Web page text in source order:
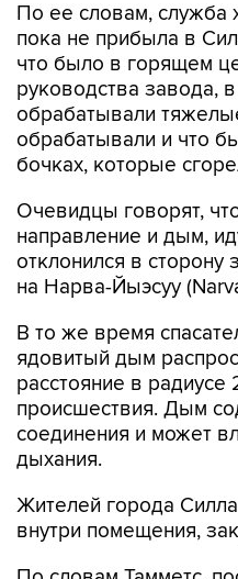
По ее словам, служба
пока не прибыла в
что было в горящем
руководства завода,
обрабатывали
обрабатывали и что
бочках, которые
Очевидцы говорят,
направление и дым,
отклонился в
на Нарва-Йыэсуу
В то же время
ядовитый дым
расстояние в радиусе
происшествия. Дым
соединения и может
дыхания.
Жителей города
внутри помещения,